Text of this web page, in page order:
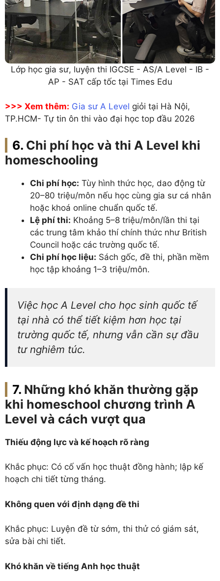
Lớp học gia sư, luyện thi IGCSE - AS/A Level - IB -
AP - SAT cấp tốc tại Times Edu
>>> Xem thêm: Gia sư A Level giỏi tại Hà Nội,
TP.HCM- Tự tin ôn thi vào đại học top đầu 2026
Chi phí học và thi A Level khi
homeschooling
Chi phí học: Tùy hình thức học, dao động từ
20–80 triệu/môn nếu học cùng gia sư cá nhân
hoặc khoá online chuẩn quốc tế.
Lệ phí thi: Khoảng 5–8 triệu/môn/lần thi tại
các trung tâm khảo thí chính thức như British
Council hoặc các trường quốc tế.
Chi phí học liệu: Sách gốc, đề thi, phần mềm
học tập khoảng 1–3 triệu/môn.
Việc học A Level cho học sinh quốc tế
tại nhà có thể tiết kiệm hơn học tại
trường quốc tế, nhưng vẫn cần sự đầu
tư nghiêm túc.
Những khó khăn thường gặp
khi homeschool chương trình A
Level và cách vượt qua
Thiếu động lực và kế hoạch rõ ràng
Khắc phục: Có cố vấn học thuật đồng hành; lập kế
hoạch chi tiết từng tháng.
Không quen với định dạng đề thi
Khắc phục: Luyện đề từ sớm, thi thử có giám sát,
sửa bài chi tiết.
Khó khăn về tiếng Anh học thuật